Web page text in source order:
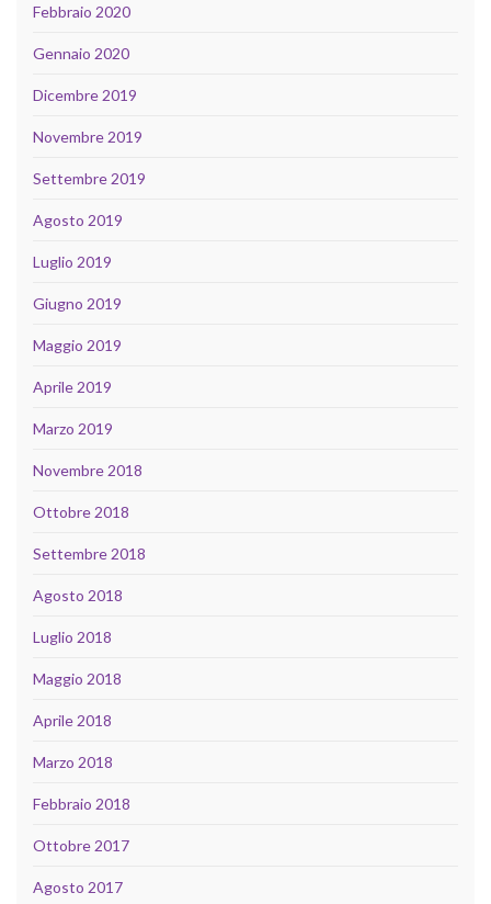
Febbraio 2020
Gennaio 2020
Dicembre 2019
Novembre 2019
Settembre 2019
Agosto 2019
Luglio 2019
Giugno 2019
Maggio 2019
Aprile 2019
Marzo 2019
Novembre 2018
Ottobre 2018
Settembre 2018
Agosto 2018
Luglio 2018
Maggio 2018
Aprile 2018
Marzo 2018
Febbraio 2018
Ottobre 2017
Agosto 2017